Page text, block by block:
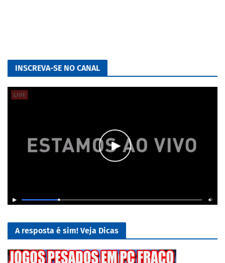
INSCREVA-SE NO CANAL
A resposta é sim! Veja Dicas